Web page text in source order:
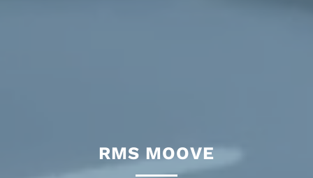
RMS MOOVE